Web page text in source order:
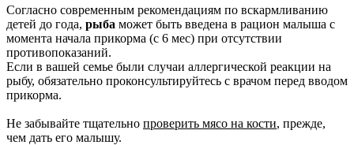
Согласно современным рекомендациям по вскармливанию
детей до года, рыба может быть введена в рацион малыша с
момента начала прикорма (с 6 мес) при отсутствии
противопоказаний.
Если в вашей семье были случаи аллергической реакции на
рыбу, обязательно проконсультируйтесь с врачом перед вводом
прикорма.
Не забывайте тщательно проверить мясо на кости, прежде,
чем дать его малышу.